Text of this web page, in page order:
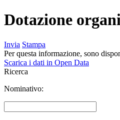
Dotazione
Invia Stampa
Per questa informazione, sono
Scarica i dati in Open Data
Ricerca
Nominativo: